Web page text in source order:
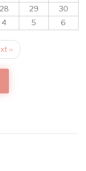
28 29
30
4 5 6
››